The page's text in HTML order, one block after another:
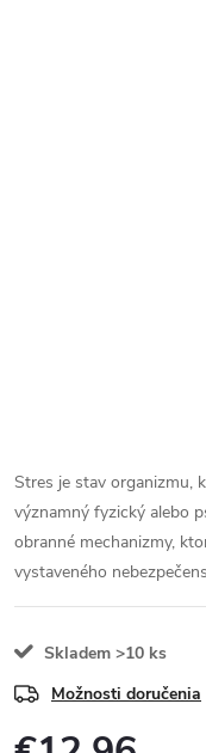
Stres je stav organizmu,
významný fyzický alebo
obranné mechanizmy,
vystaveného
Skladem >10 ks
Možnosti doručenia